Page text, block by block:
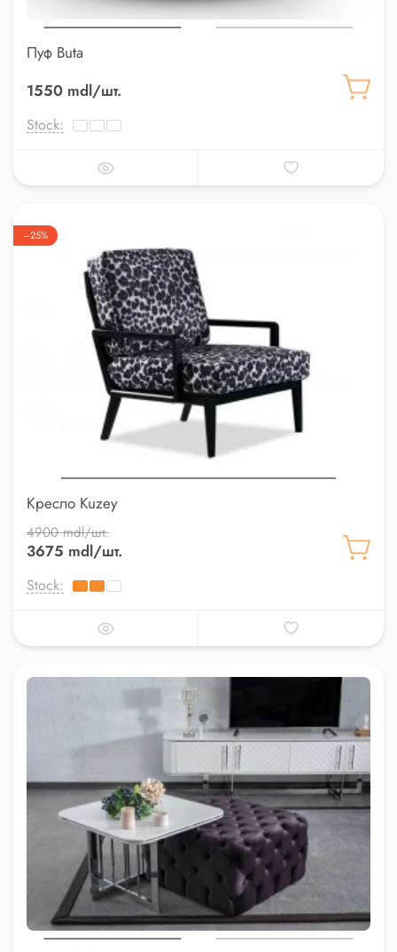
Пуф Buta
1550 mdl/шт.
Stock:
–25%
Кресло Kuzey
4900 mdl/шт.
3675 mdl/шт.
Stock: